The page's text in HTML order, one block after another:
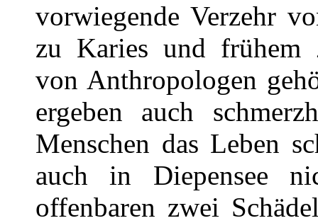
vorwiegende Verzehr
zu Karies und frühem
von Anthropologen
ergeben auch
Menschen das Leben
auch in Diepensee
offenbaren zwei